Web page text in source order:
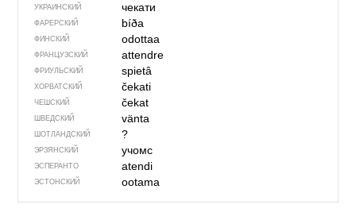
УКРАИНСКИЙ чекати
ФАРЕРСКИЙ bíða
ФИНСКИЙ odottaa
ФРАНЦУЗСКИЙ attendre
ФРИУЛЬСКИЙ spietâ
ХОРВАТСКИЙ čekati
ЧЕШСКИЙ čekat
ШВЕДСКИЙ vänta
ШОТЛАНДСКИЙ ?
ЭРЗЯНСКИЙ учомс
ЭСПЕРАНТО atendi
ЭСТОНСКИЙ ootama